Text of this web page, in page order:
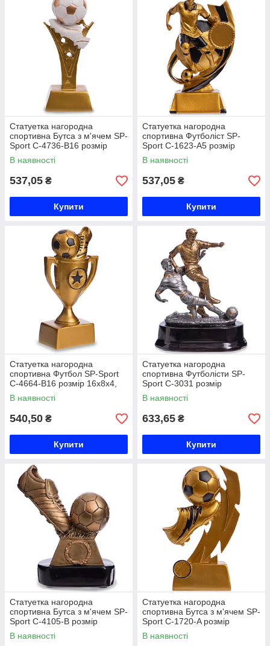
Статуетка нагородна
спортивна Бутса з м'ячем SP-
Sport C-4736-B16 розмір
18х7х5см золото Код C-4736-
B16
В наявності
537,05 ₴
Купити
Статуетка нагородна
спортивна Футболіст SP-
Sport C-1623-A5 розмір
14х10х5см золото Код C-
1623-A5
В наявності
537,05 ₴
Купити
Статуетка нагородна
спортивна Футбол SP-Sport
C-4664-B16 розмір 16х8х4,
5см золото Код C-4664-B16
В наявності
540,50 ₴
Купити
Статуетка нагородна
спортивна Футболісти SP-
Sport C-3031 розмір
18х13,5х9см срібло бронза
Код C-3031
В наявності
633,65 ₴
Купити
Статуетка нагородна
спортивна Бутса з м'ячем SP-
Sport C-4105-B розмір
15х11х7,5см бронза Код C-
4105-B
В наявності
Статуетка нагородна
спортивна Бутса з м'ячем SP-
Sport C-1720-A розмір
19,5х9,5х4см золото Код C-
1720-A
В наявності